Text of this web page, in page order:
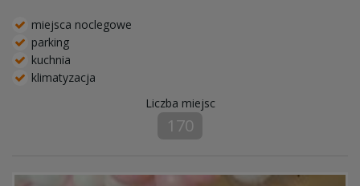
miejsca noclegowe
parking
kuchnia
klimatyzacja
Liczba miejsc
170